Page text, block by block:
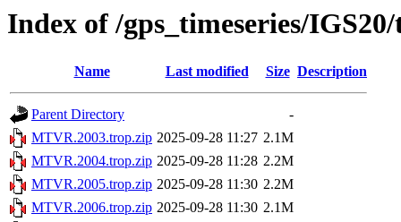
Index of /gps_timeseries/
Name Last modified Size Description
Parent Directory
-
MTVR.2003.trop.zip 2025-09-28 11:27 2.1M
MTVR.2004.trop.zip 2025-09-28 11:28 2.2M
MTVR.2005.trop.zip 2025-09-28 11:30 2.2M
MTVR.2006.trop.zip 2025-09-28 11:30 2.1M